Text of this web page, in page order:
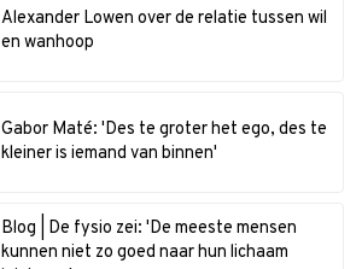
Alexander Lowen over de relatie tussen wil
en wanhoop
Gabor Maté: 'Des te groter het ego, des te
kleiner is iemand van binnen'
Blog | De fysio zei: 'De meeste mensen
kunnen niet zo goed naar hun lichaam